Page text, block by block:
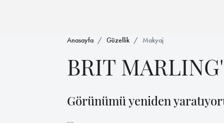
Anasayfa Güzellik Makyaj
BRIT
Görünümü yeniden